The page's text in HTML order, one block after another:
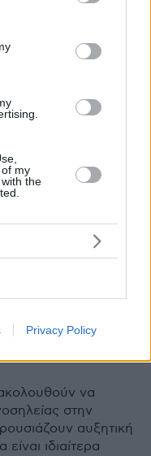
third-party tags to
in below Google
my
the
Privacy Policy
Ελλάδας σε 12
να
στην
αυξητική
ιδιαίτερα